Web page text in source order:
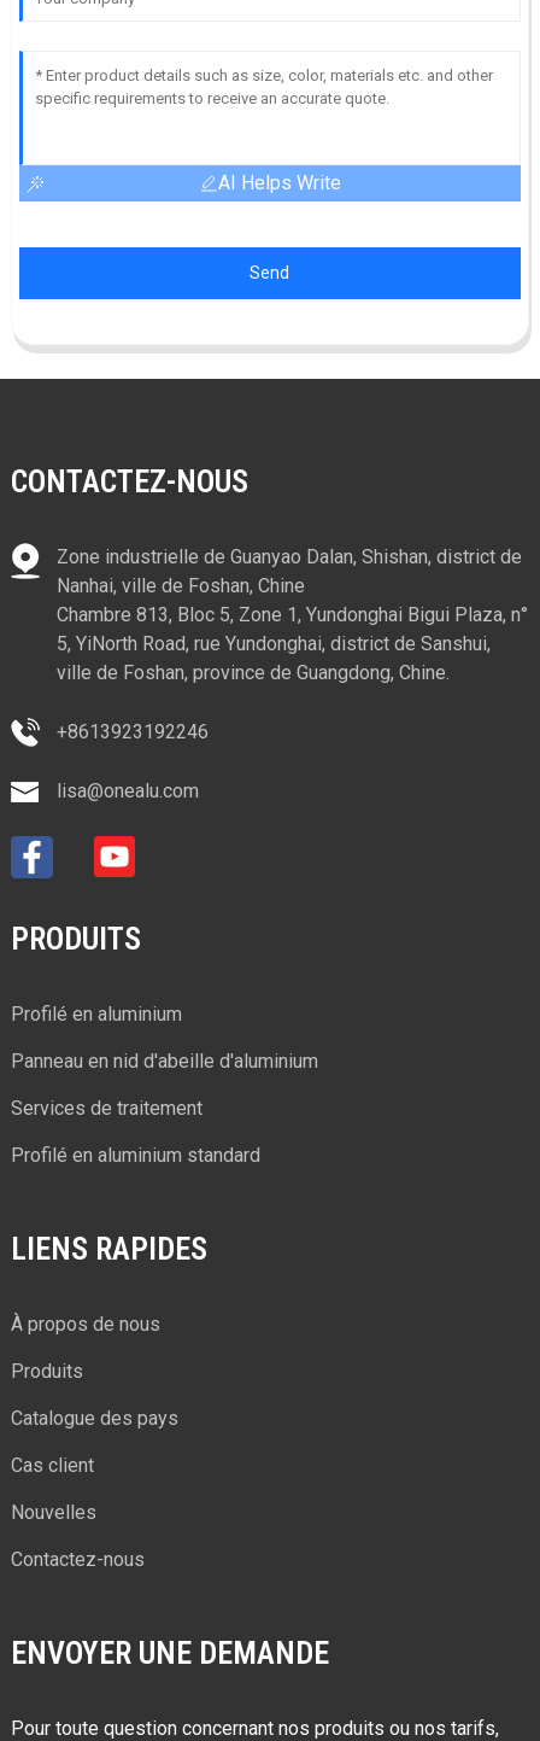
AI Helps Write
Send
CONTACTEZ-NOUS
Zone industrielle de Guanyao Dalan, Shishan, district de
Nanhai, ville de Foshan, Chine
Chambre 813, Bloc 5, Zone 1, Yundonghai Bigui Plaza, n°
5, YiNorth Road, rue Yundonghai, district de Sanshui,
ville de Foshan, province de Guangdong, Chine.
+8613923192246
lisa@onealu.com
PRODUITS
Profilé en aluminium
Panneau en nid d'abeille d'aluminium
Services de traitement
Profilé en aluminium standard
LIENS RAPIDES
À propos de nous
Produits
Catalogue des pays
Cas client
Nouvelles
Contactez-nous
ENVOYER UNE DEMANDE
Pour toute question concernant nos produits ou nos tarifs,